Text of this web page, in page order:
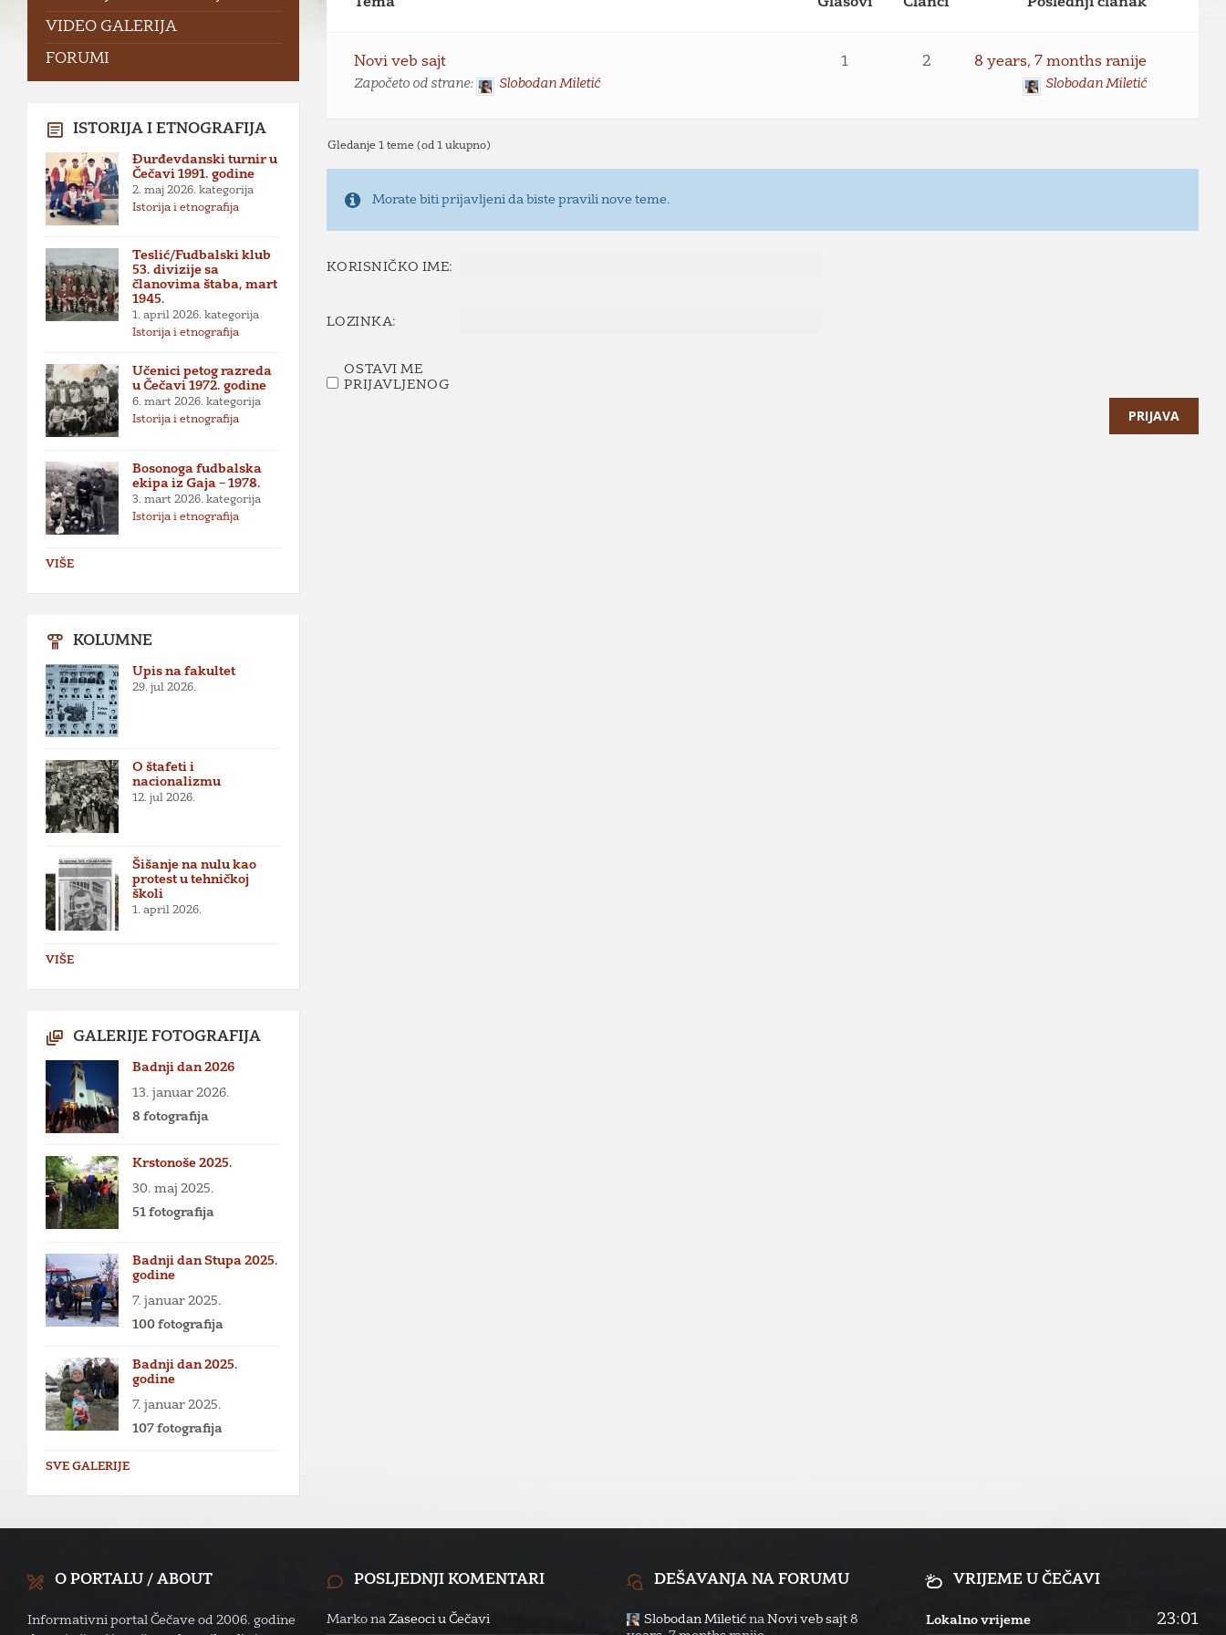
Novi veb sajt
Započeto od strane: Slobodan Miletić
1 2 8 years, 7 months ranije
Slobodan Miletić
Gledanje 1 teme (od 1 ukupno)
Morate biti prijavljeni da biste pravili nove teme.
KORISNIČKO IME:
LOZINKA:
OSTAVI ME
PRIJAVLJENOG
PRIJAVA
VIDEO GALERIJA
FORUMI
ISTORIJA I ETNOGRAFIJA
Đurđevdanski turnir u
Čečavi 1991. godine
2. maj 2026. kategorija
Istorija i etnografija
Teslić/Fudbalski klub
53. divizije sa
članovima štaba, mart
1945.
1. april 2026. kategorija
Istorija i etnografija
Učenici petog razreda
u Čečavi 1972. godine
6. mart 2026. kategorija
Istorija i etnografija
Bosonoga fudbalska
ekipa iz Gaja – 1978.
3. mart 2026. kategorija
Istorija i etnografija
VIŠE
KOLUMNE
Upis na fakultet
29. jul 2026.
O štafeti i
nacionalizmu
12. jul 2026.
Šišanje na nulu kao
protest u tehničkoj
školi
1. april 2026.
VIŠE
GALERIJE FOTOGRAFIJA
Badnji dan 2026
13. januar 2026.
8 fotografija
Krstonoše 2025.
30. maj 2025.
51 fotografija
Badnji dan Stupa 2025.
godine
7. januar 2025.
100 fotografija
Badnji dan 2025.
godine
7. januar 2025.
107 fotografija
SVE GALERIJE
O PORTALU / ABOUT
Informativni portal Čečave od 2006. godine
POSLJEDNJI KOMENTARI
Marko na Zaseoci u Čečavi
DEŠAVANJA NA FORUMU
Slobodan Miletićna Novi veb sajt 8
VRIJEME U ČEČAVI
Lokalno vrijeme 23:01